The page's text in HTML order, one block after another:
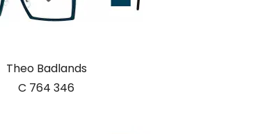
Theo Badlands
C 764 346